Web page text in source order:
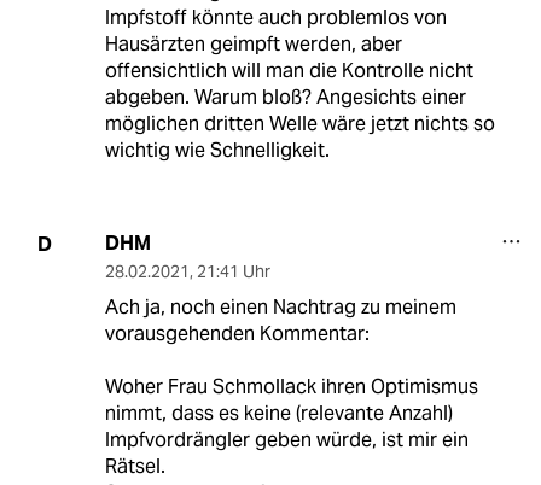
Impfstoff könnte auch problemlos von
Hausärzten geimpft werden, aber
offensichtlich will man die Kontrolle nicht
abgeben. Warum bloß? Angesichts einer
möglichen dritten Welle wäre jetzt nichts so
wichtig wie Schnelligkeit.
D DHM
28.02.2021, 21:41 Uhr
Ach ja, noch einen Nachtrag zu meinem
vorausgehenden Kommentar:
Woher Frau Schmollack ihren Optimismus
nimmt, dass es keine (relevante Anzahl)
Impfvordrängler geben würde, ist mir ein
Rätsel.